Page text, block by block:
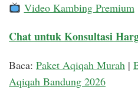
Video Kambing Premium
Chat untuk Konsultasi
Baca: Paket Aqiqah Murah |
Aqiqah Bandung 2026